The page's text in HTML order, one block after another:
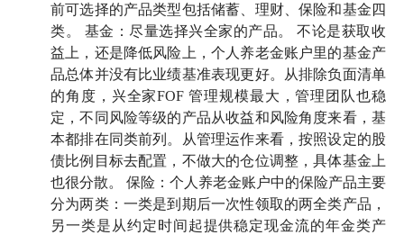
前可选择的产品类型包括储蓄、理财、保险和基金四
类。 基金：尽量选择兴全家的产品。 不论是获取收
益上，还是降低风险上，个人养老金账户里的基金产
品总体并没有比业绩基准表现更好。从排除负面清单
的角度，兴全家FOF 管理规模最大，管理团队也稳
定，不同风险等级的产品从收益和风险角度来看，基
本都排在同类前列。从管理运作来看，按照设定的股
债比例目标去配置，不做大的仓位调整，具体基金上
也很分散。 保险：个人养老金账户中的保险产品主要
分为两类：一类是到期后一次性领取的两全类产品，
另一类是从约定时间起提供稳定现金流的年金类产